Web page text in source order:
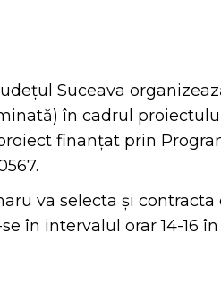
Suceava
în cadrul
finanțat prin
va selecta și
în intervalul orar 14-16